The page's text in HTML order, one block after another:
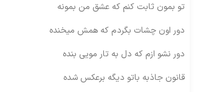
تو بمون ثابت کنم که عشق من بمونه
دور اون چشات بگردم که همش میخنده
دور نشو ازم که دل به تار مویی بنده
قانون جاذبه باتو دیگه برعکس شده